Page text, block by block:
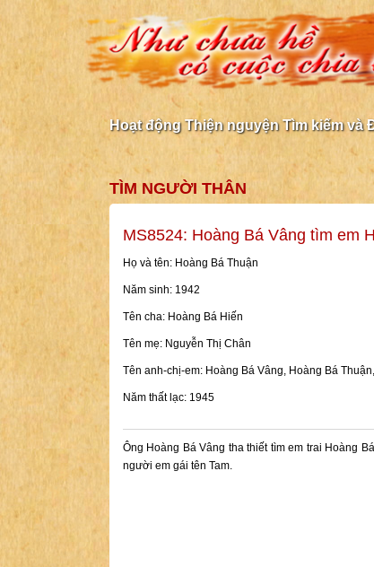
Hoạt động Thiện nguyện Tìm kiếm
TÌM NGƯỜI THÂN
MS8524: Hoàng Bá Vâng tìm em
Họ và tên: Hoàng Bá Thuận
Năm sinh: 1942
Tên cha: Hoàng Bá Hiến
Tên mẹ: Nguyễn Thị Chân
Tên anh-chị-em: Hoàng Bá Vâng, Hoàng Bá
Năm thất lạc: 1945
Ông Hoàng Bá Vâng tha thiết tìm em trai Hoàng
người em gái tên Tam.